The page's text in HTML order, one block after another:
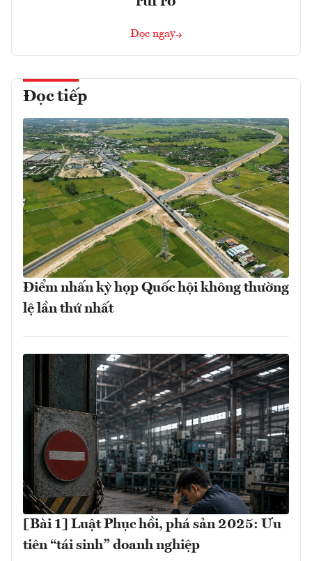
Đọc ngay
Đọc tiếp
Điểm nhấn kỳ họp Quốc hội không thường
lệ lần thứ nhất
[Bài 1] Luật Phục hồi, phá sản 2025: Ưu
tiên “tái sinh” doanh nghiệp